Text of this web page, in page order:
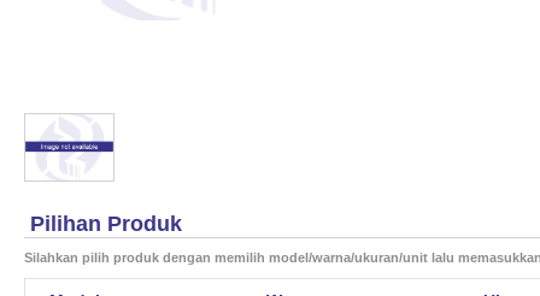
Pilihan Produk
Silahkan pilih produk dengan memilih model/warna/ukuran/unit lalu